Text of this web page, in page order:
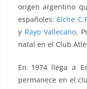
origen argentino
españoles: Elche
y Rayo Vallecano.
natal en el Club
En 1974 llega a
permanece en el